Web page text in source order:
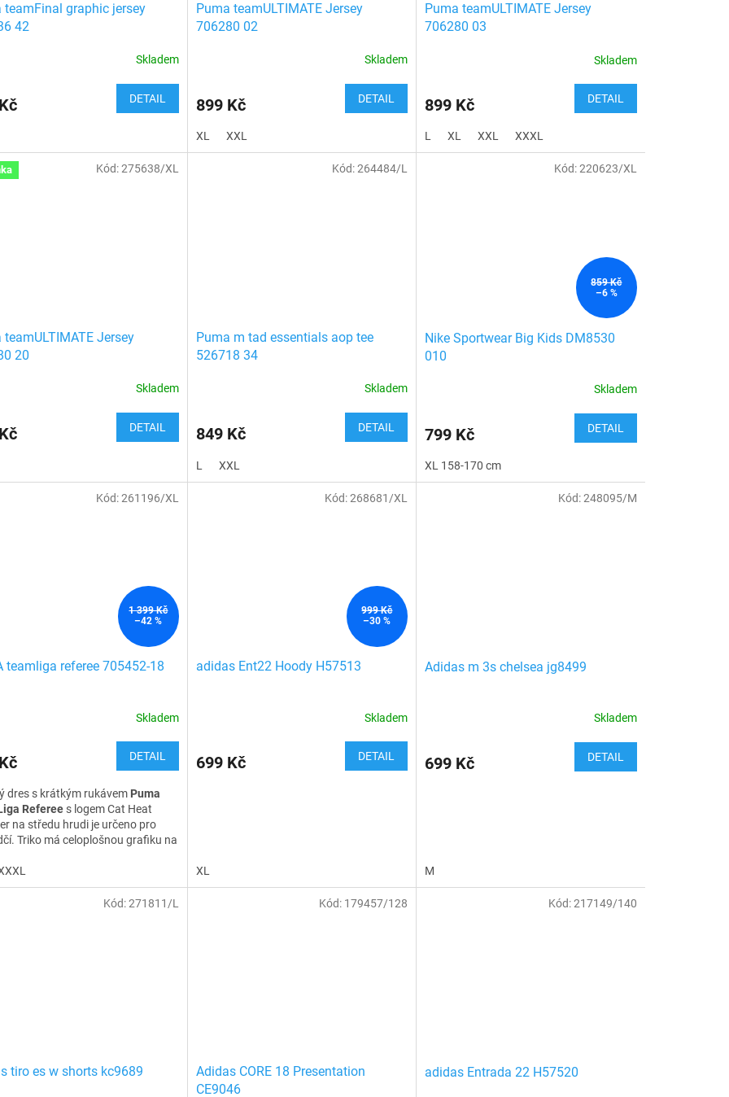
teamFinal graphic jersey
42
Skladem
DETAIL
Puma teamULTIMATE Jersey
706280 02
Skladem
899 Kč DETAIL
XL XXL
Puma teamULTIMATE Jersey
706280 03
Skladem
899 Kč DETAIL
L XL XXL XXXL
teamULTIMATE Jersey
20
Skladem
DETAIL
Kód:275638/XL
Puma m tad essentials aop tee
526718 34
Skladem
849 Kč DETAIL
L XXL
Kód:264484/L
859 Kč
–6 %
Nike Sportwear Big Kids DM8530
010
Skladem
799 Kč DETAIL
XL 158-170 cm
Kód:220623/XL
1 399 Kč
–42 %
teamliga referee 705452-18
Skladem
DETAIL
dres s krátkým rukávem Puma
Referee s logem Cat Heat
na středu hrudi je určeno pro
Triko má celoplošnou grafiku na
a dvě náprsní kapsy na suchý
ve slim fit
technologie tě udrží v
Kód:261196/XL
999 Kč
–30 %
adidas Ent22 Hoody H57513
Skladem
699 Kč DETAIL
XL
Kód:268681/XL
Adidas m 3s chelsea jg8499
Skladem
699 Kč DETAIL
M
Kód:248095/M
tiro es w shorts kc9689
Kód:271811/L
Adidas CORE 18 Presentation
CE9046
Kód: 179457/128
adidas Entrada 22 H57520
Kód:217149/140